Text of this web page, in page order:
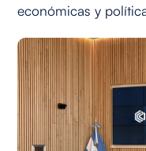
económicas y